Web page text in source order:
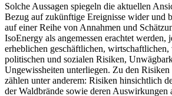
Solche Aussagen spiegeln die aktuellen
Bezug auf zukünftige Ereignisse wider und
auf einer Reihe von Annahmen und
IsoEnergy als angemessen erachtet werden,
erheblichen geschäftlichen,
politischen und sozialen Risiken,
Ungewissheiten unterliegen. Zu den
zählen unter anderem: Risiken hinsichtlich
der Waldbrände sowie deren Auswirkungen